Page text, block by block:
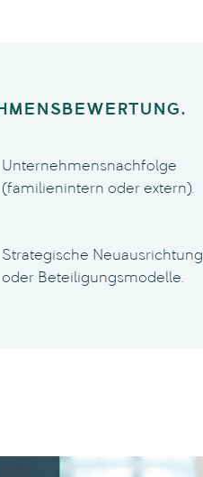
Unternehmensnachfolge
(familienintern oder extern).
Strategische Neuausrichtung
oder Beteiligungsmodelle.